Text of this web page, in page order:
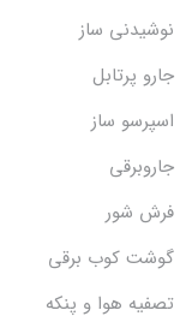
نوشیدنی ساز
جارو پرتابل
اسپرسو ساز
جاروبرقی
فرش شور
گوشت کوب برقی
تصفیه هوا و پنکه